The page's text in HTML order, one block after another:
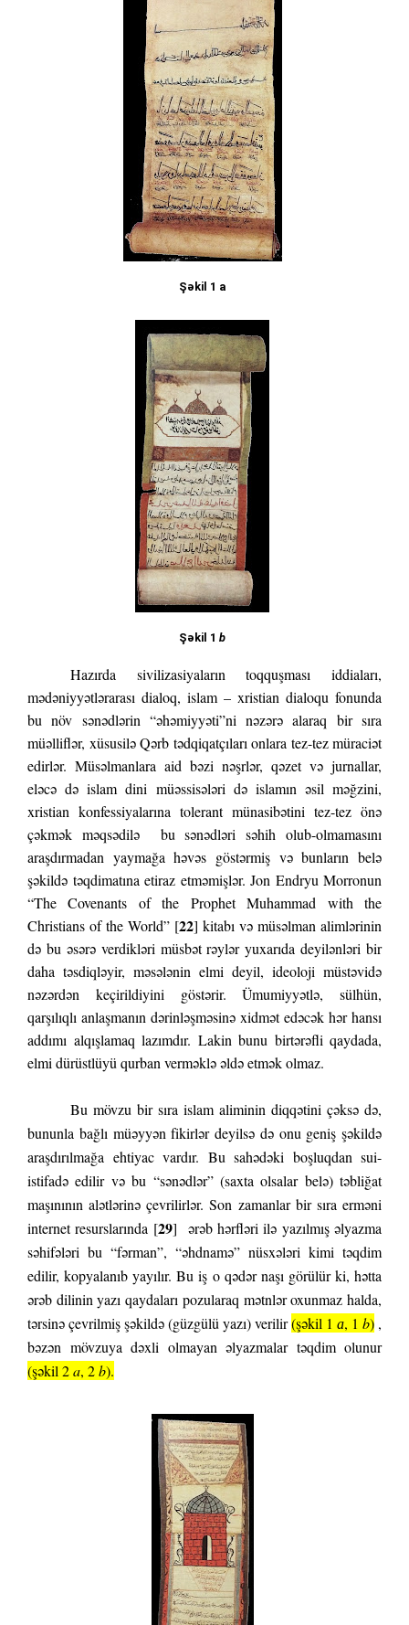
Şəkil 1 a
Şəkil 1 b
Hazırda sivilizasiyaların toqquşması iddiaları,
mədəniyyətlərarası dialoq, islam – xristian dialoqu fonunda
bu növ sənədlərin “əhəmiyyəti”ni nəzərə alaraq bir sıra
müəlliflər, xüsusilə Qərb tədqiqatçıları onlara tez-tez müraciət
edirlər. Müsəlmanlara aid bəzi nəşrlər, qəzet və jurnallar,
eləcə də islam dini müəssisələri də islamın əsil məğzini,
xristian konfessiyalarına tolerant münasibətini tez-tez önə
çəkmək məqsədilə bu sənədləri səhih olub-olmamasını
araşdırmadan yaymağa həvəs göstərmiş və bunların belə
şəkildə təqdimatına etiraz etməmişlər. Jon Endryu Morronun
“The Covenants of the Prophet Muhammad with the
Christians of the World” [22] kitabı və müsəlman alimlərinin
də bu əsərə verdikləri müsbət rəylər yuxarıda deyilənləri bir
daha təsdiqləyir, məsələnin elmi deyil, ideoloji müstəvidə
nəzərdən keçirildiyini göstərir. Ümumiyyətlə, sülhün,
qarşılıqlı anlaşmanın dərinləşməsinə xidmət edəcək hər hansı
addımı alqışlamaq lazımdır. Lakin bunu birtərəfli qaydada,
elmi dürüstlüyü qurban verməklə əldə etmək olmaz.
Bu mövzu bir sıra islam aliminin diqqətini çəksə də,
bununla bağlı müəyyən fikirlər deyilsə də onu geniş şəkildə
araşdırılmağa ehtiyac vardır. Bu sahədəki boşluqdan sui-
istifadə edilir və bu “sənədlər” (saxta olsalar belə) təbliğat
maşınının alətlərinə çevrilirlər. Son zamanlar bir sıra erməni
internet resurslarında [29]
ərəb hərfləri ilə yazılmış əlyazma
səhifələri bu “fərman”, “əhdnamə” nüsxələri kimi təqdim
edilir, kopyalanıb yayılır. Bu iş o qədər naşı görülür ki, hətta
ərəb dilinin yazı qaydaları pozularaq mətnlər oxunmaz halda,
tərsinə çevrilmiş şəkildə (güzgülü yazı) verilir(şəkil 1 а, 1 b) ,
bəzən mövzuya dəxli olmayan əlyazmalar təqdim olunur
(şəkil 2a, 2b).